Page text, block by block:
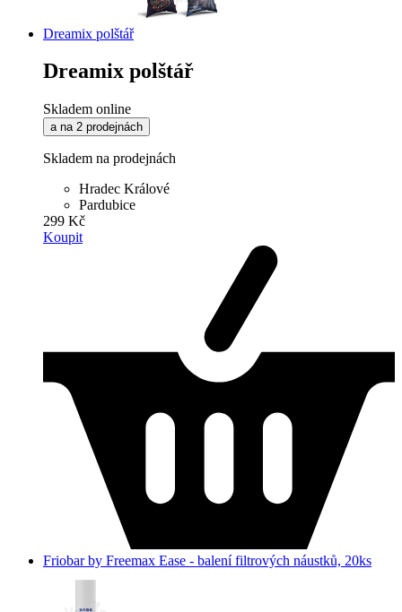
Dreamix polštář
Dreamix polštář
Skladem online
a na 2 prodejnách
Skladem na prodejnách
Hradec Králové
Pardubice
299 Kč
Koupit
Friobar by Freemax Ease - balení filtrových náustků, 20ks